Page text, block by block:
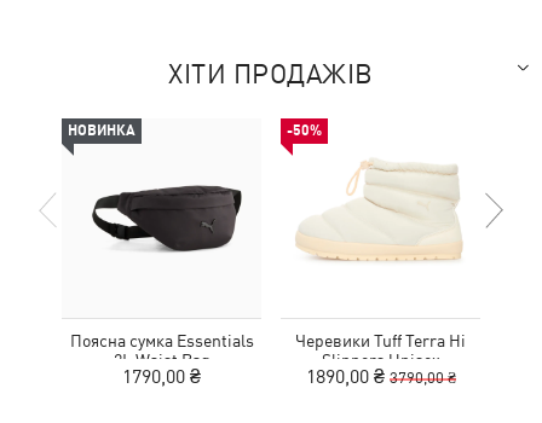
ХІТИ ПРОДАЖІВ
НОВИНКА
Поясна сумка Essentials
2L Waist Bag
1790,00 ₴
-50%
Черевики Tuff Terra Hi
Slippers Unisex
1890,00 ₴ 3790,00 ₴